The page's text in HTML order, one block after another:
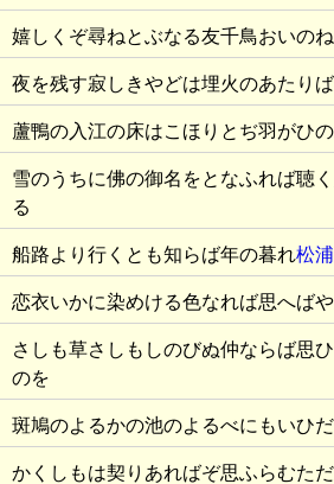
嬉しくぞ尋ねとぶなる友千鳥おいの
夜を残す寂しきやどは埋火のあたり
蘆鴨の入江の床はこほりとぢ羽がひ
雪のうちに佛の御名をとなふれば聴
る
船路より行くとも知らば年の暮れ松浦
恋衣いかに染めける色なれば思へば
さしも草さしもしのびぬ仲ならば思
のを
斑鳩のよるかの池のよるべにもいひ
かくしもは契りあればぞ思ふらむた